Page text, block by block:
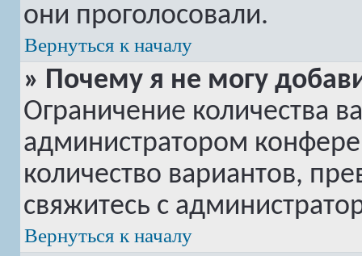
они проголосовали.
Вернуться к началу
» Почему я не могу
Ограничение количества
администратором
количество вариантов,
свяжитесь с
Вернуться к началу